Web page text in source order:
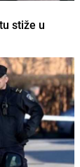
stiže u